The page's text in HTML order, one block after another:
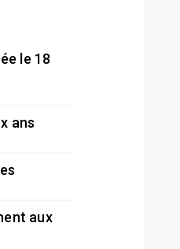
le 18
ans
aux